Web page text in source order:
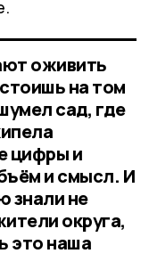
оживить
на том
сад, где
цифры и
и смысл. И
знали не
округа,
это наша